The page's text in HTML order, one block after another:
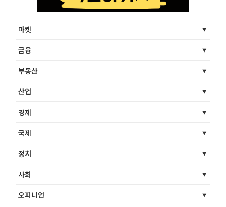
마켓
금융
부동산
산업
경제
국제
정치
사회
오피니언